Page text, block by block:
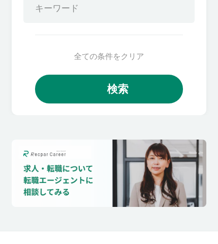
全ての条件をクリア
検索